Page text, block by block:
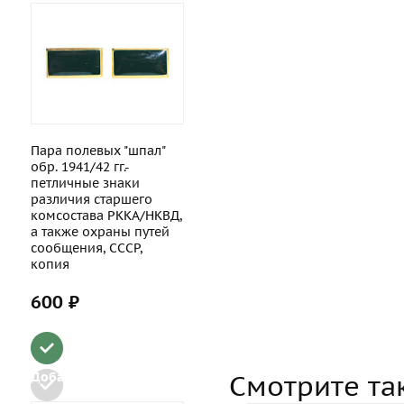
Пара полевых "шпал"
обр. 1941/42 гг.-
петличные знаки
различия старшего
комсостава РККА/НКВД,
а также охраны путей
сообщения, СССР,
копия
600 ₽
Добавить в набор Смотрите